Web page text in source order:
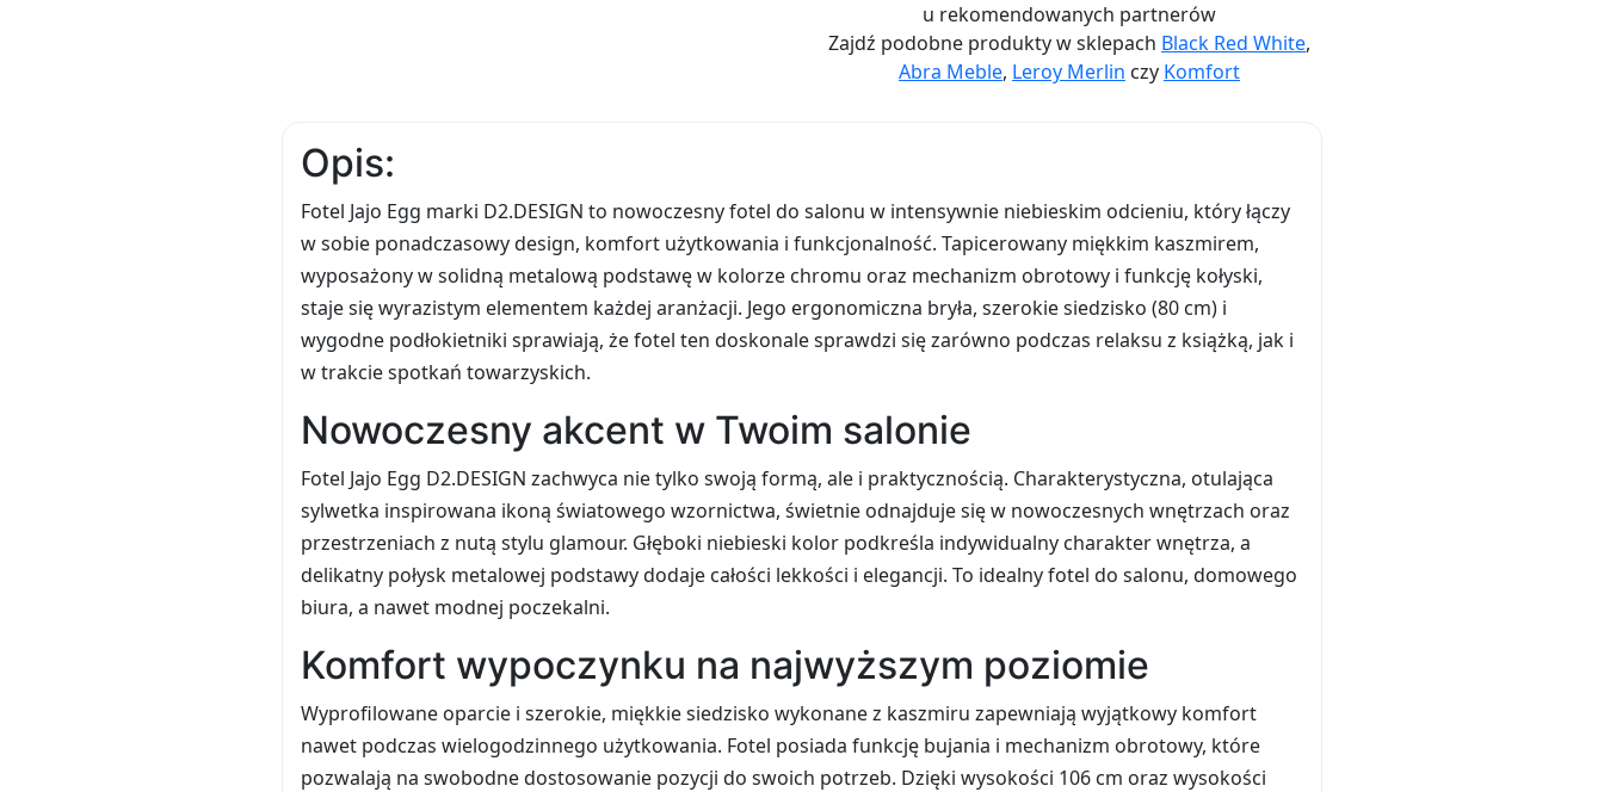
u rekomendowanych partnerów
Zajdź podobne produkty w sklepach Black Red White,
Abra Meble, Leroy Merlin czy Komfort
Opis:
Fotel Jajo Egg marki D2.DESIGN to nowoczesny fotel do salonu w intensywnie niebieskim odcieniu, który łączy
w sobie ponadczasowy design, komfort użytkowania i funkcjonalność. Tapicerowany miękkim kaszmirem,
wyposażony w solidną metalową podstawę w kolorze chromu oraz mechanizm obrotowy i funkcję kołyski,
staje się wyrazistym elementem każdej aranżacji. Jego ergonomiczna bryła, szerokie siedzisko (80 cm) i
wygodne podłokietniki sprawiają, że fotel ten doskonale sprawdzi się zarówno podczas relaksu z książką, jak i
w trakcie spotkań towarzyskich.
Nowoczesny akcent w Twoim salonie
Fotel Jajo Egg D2.DESIGN zachwyca nie tylko swoją formą, ale i praktycznością. Charakterystyczna, otulająca
sylwetka inspirowana ikoną światowego wzornictwa, świetnie odnajduje się w nowoczesnych wnętrzach oraz
przestrzeniach z nutą stylu glamour. Głęboki niebieski kolor podkreśla indywidualny charakter wnętrza, a
delikatny połysk metalowej podstawy dodaje całości lekkości i elegancji. To idealny fotel do salonu, domowego
biura, a nawet modnej poczekalni.
Komfort wypoczynku na najwyższym poziomie
Wyprofilowane oparcie i szerokie, miękkie siedzisko wykonane z kaszmiru zapewniają wyjątkowy komfort
nawet podczas wielogodzinnego użytkowania. Fotel posiada funkcję bujania i mechanizm obrotowy, które
pozwalają na swobodne dostosowanie pozycji do swoich potrzeb. Dzięki wysokości 106 cm oraz wysokości